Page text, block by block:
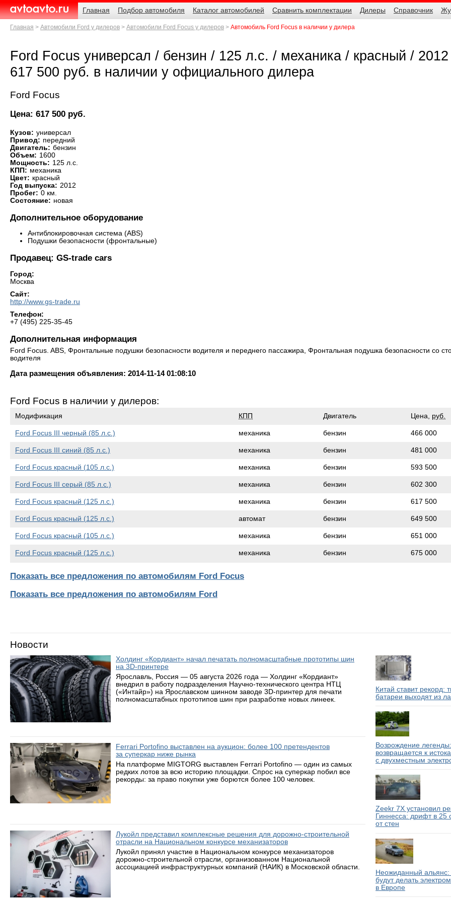
AvtoAvto.ru
Навигация
Главная
Подбор автомобиля Каталог автомобилей Сравнить комплектации Дилеры Справочник
Родительские
страницы
Главная Автомобили Ford у дилеров Автомобили Ford Focus у дилеров Автомобиль Ford Focus в наличии у дилера
Ford Focus универсал / бензин / 125 л.с. / механика / красный /
617 500 руб. в наличии у официального дилера
Ford Focus
Цена: 617 500 руб.
Кузов: универсал
Привод: передний
Двигатель: бензин
Объем: 1600
Мощность: 125 л.с.
КПП: механика
Цвет: красный
Год выпуска: 2012
Пробег: 0 км.
Состояние: новая
Дополнительное оборудование
Антиблокировочная система (ABS)
Подушки безопасности (фронтальные)
Продавец: GS-trade cars
Город:
Москва
Сайт:
http://www.gs-trade.ru
Телефон:
+7 (495) 225-35-45
Дополнительная информация
Ford Focus. ABS, Фронтальные подушки безопасности водителя и переднего пассажира, Фронтальная подушка безопасности со
водителя
Дата размещения объявления: 2014-11-14 01:08:10
Ford Focus в наличии у дилеров:
Модификация КПП Двигатель Цена, руб.
Ford Focus III черный (85 л.с.) механика бензин 466 000
Ford Focus III синий (85 л.с.) механика бензин 481 000
Ford Focus красный (105 л.с.) механика бензин 593 500
Ford Focus III серый (85 л.с.) механика бензин 602 300
Ford Focus красный (125 л.с.) механика бензин 617 500
Ford Focus красный (125 л.с.) автомат бензин 649 500
Ford Focus красный (105 л.с.) механика бензин 651 000
Ford Focus красный (125 л.с.) механика бензин 675 000
Показать все предложения по автомобилям Ford Focus
Показать все предложения по автомобилям Ford
Новости
Холдинг «Кордиант» начал печатать полномасштабные прототипы шин
на 3D-принтере
Ярославль, Россия — 05 августа 2026 года — Холдинг «Кордиант»
внедрил в работу подразделения Научно-технического центра НТЦ
(«Интайр») на Ярославском шинном заводе 3D-принтер для печати
полномасштабных прототипов шин при разработке новых линеек.
Ferrari Portofino выставлен на аукцион: более 100 претендентов
за суперкар ниже рынка
На платформе MIGTORG выставлен Ferrari Portofino — один из самых
редких лотов за всю историю площадки. Спрос на суперкар побил все
рекорды: за право покупки уже борются более 100 человек.
Лукойл представил комплексные решения для дорожно-строительной
отрасли на Национальном конкурсе механизаторов
Лукойл принял участие в Национальном конкурсе механизаторов
дорожно-строительной отрасли, организованном Национальной
ассоциацией инфраструктурных компаний (НАИК) в Московской области.
Китай ставит рекорд:
батареи выходят из
Возрождение
возвращается к
с двухместным
Zeekr 7X установил
Гиннесса: дрифт в 25
от стен
Неожиданный
будут делать
в Европе